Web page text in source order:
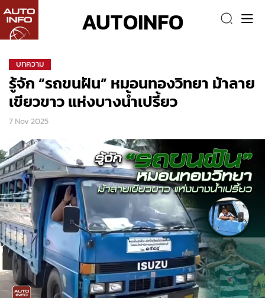
AUTOINFO
บทความ
รู้จัก “รถขนฝัน” หมอนทองวิทยา ม้าลาย
เขียวขาว แห่งบางน้ำเปรี้ยว
7 Nov 2025